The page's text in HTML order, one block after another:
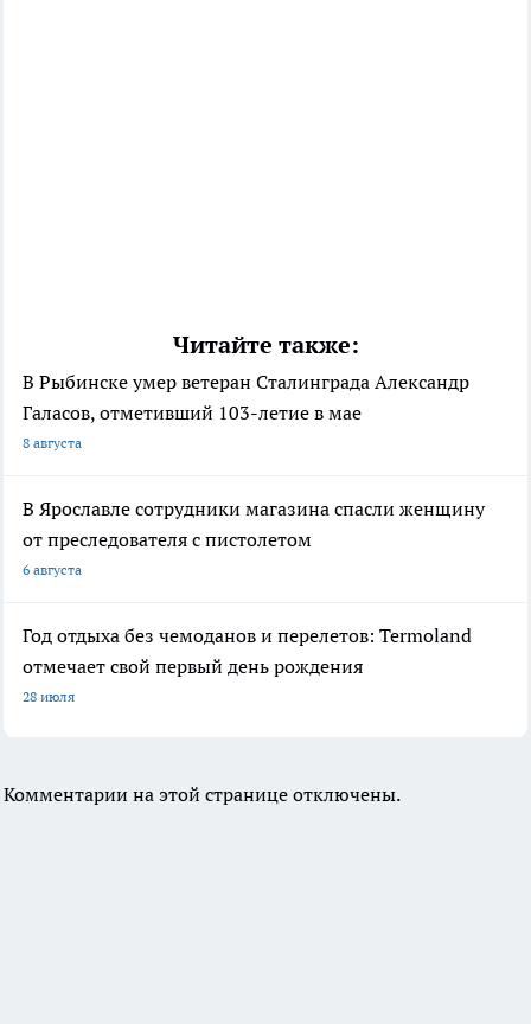
Читайте также:
В Рыбинске умер ветеран Сталинграда Александр
Галасов, отметивший 103-летие в мае
8 августа
В Ярославле сотрудники магазина спасли женщину
от преследователя с пистолетом
6 августа
Год отдыха без чемоданов и перелетов: Termoland
отмечает свой первый день рождения
28 июля
Комментарии на этой странице отключены.